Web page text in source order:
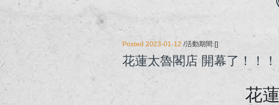
Posted 2023-01-12 /活動期間:[]
花蓮太魯閣店 開幕了！！！
花